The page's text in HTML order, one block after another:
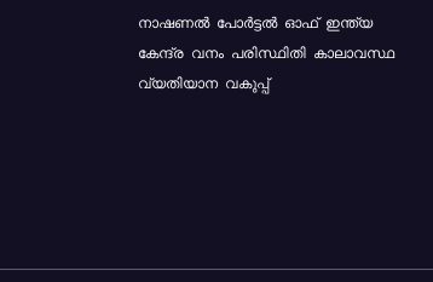
നാഷണൽ പോർട്ടൽ ഓഫ് ഇന്ത്യ
കേന്ദ്ര വനം പരിസ്ഥിതി കാലാവസ്ഥ
വ്യതിയാന വകുപ്പ്